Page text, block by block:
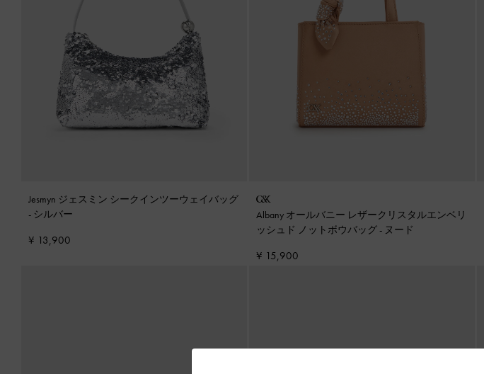
Jesmyn ジェスミン シークインツーウェイバッグ
- シルバー
¥ 13,900
Albany オールバニー レザークリスタルエンベリ
ッシュド ノットボウバッグ - ヌード
¥ 15,900